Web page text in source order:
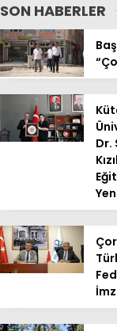
SON HABERLER
Dr.